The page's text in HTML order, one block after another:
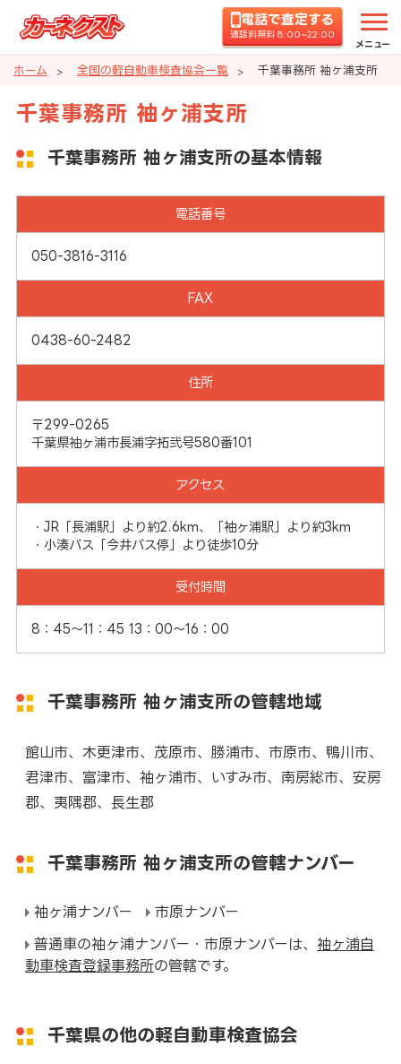
電話で査定する
通話料無料 8:00~22:00
メニュー
ホーム 全国の軽自動車検査協会一覧 千葉事務所 袖ヶ浦支所
千葉事務所 袖ヶ浦支所
千葉事務所 袖ヶ浦支所の基本情報
電話番号
050-3816-3116
FAX
0438-60-2482
住所
〒299-0265
千葉県袖ヶ浦市長浦字拓弐号580番101
アクセス
・JR「長浦駅」より約2.6km、「袖ヶ浦駅」より約3km
・小湊バス「今井バス停」より徒歩10分
受付時間
8：45～11：45 13：00～16：00
千葉事務所 袖ヶ浦支所の管轄地域
館山市、木更津市、茂原市、勝浦市、市原市、鴨川市、
君津市、富津市、袖ヶ浦市、いすみ市、南房総市、安房
郡、夷隅郡、長生郡
千葉事務所 袖ヶ浦支所の管轄ナンバー
袖ヶ浦ナンバー
市原ナンバー
普通車の袖ヶ浦ナンバー・市原ナンバーは、 袖ヶ浦自
動車検査登録事務所の管轄です。
千葉県の他の軽自動車検査協会